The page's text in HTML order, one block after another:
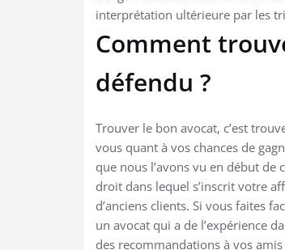
interprétation ultérieure par les
Comment
défendu ?
Trouver le bon avocat, c’est
vous quant à vos chances de
que nous l’avons vu en début de
droit dans lequel s’inscrit votre
d’anciens clients. Si vous faites
un avocat qui a de l’expérience
des recommandations à vos